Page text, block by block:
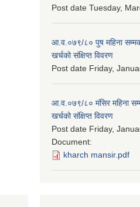
Post date Tuesday,
आ.व.०७९/८० पुष महिना
खर्चको संक्षिप्त विवरण
Post date Friday,
आ.व.०७९/८० मंसिर महिना
खर्चको संक्षिप्त विवरण
Post date Friday,
Document:
kharch mansir.pdf